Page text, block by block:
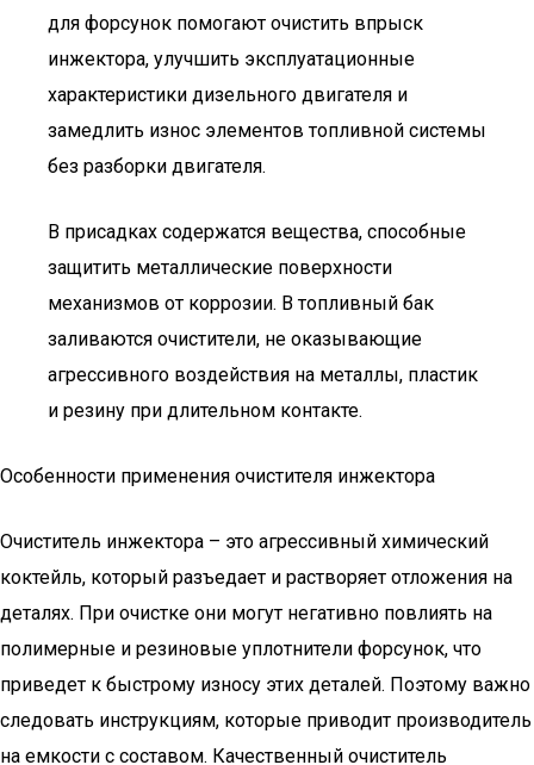
для форсунок помогают очистить впрыск
инжектора, улучшить эксплуатационные
характеристики дизельного двигателя и
замедлить износ элементов топливной системы
без разборки двигателя.
В присадках содержатся вещества, способные
защитить металлические поверхности
механизмов от коррозии. В топливный бак
заливаются очистители, не оказывающие
агрессивного воздействия на металлы, пластик
и резину при длительном контакте.
Особенности применения очистителя инжектора
Очиститель инжектора – это агрессивный химический
коктейль, который разъедает и растворяет отложения на
деталях. При очистке они могут негативно повлиять на
полимерные и резиновые уплотнители форсунок, что
приведет к быстрому износу этих деталей. Поэтому важно
следовать инструкциям, которые приводит производитель
на емкости с составом. Качественный очиститель